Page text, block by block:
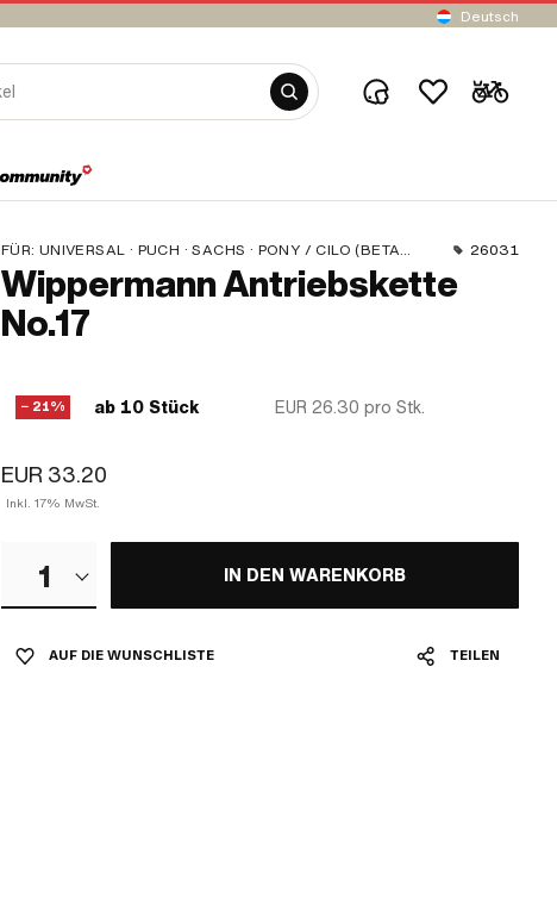
Deutsch
FÜR: UNIVERSAL · PUCH · SACHS · PONY / CILO (BETA 521 & 512) · ZÜNDAPP BELMONDO · TOMOS · BYE BIKE · CILO · HERCULES 26031
Wippermann Antriebskette
No.17
− 21% ab 10 Stück EUR 26.30 pro Stk.
EUR 33.20
Inkl. 17% MwSt.
1 IN DEN WARENKORB
AUF DIE WUNSCHLISTE TEILEN